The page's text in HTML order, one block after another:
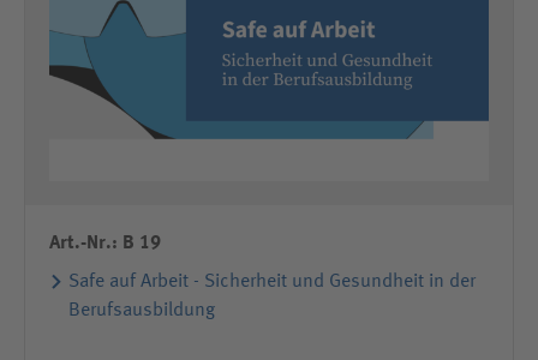
Art.-Nr.: B 19
Safe auf Arbeit - Sicherheit und Gesundheit in der
Berufsausbildung